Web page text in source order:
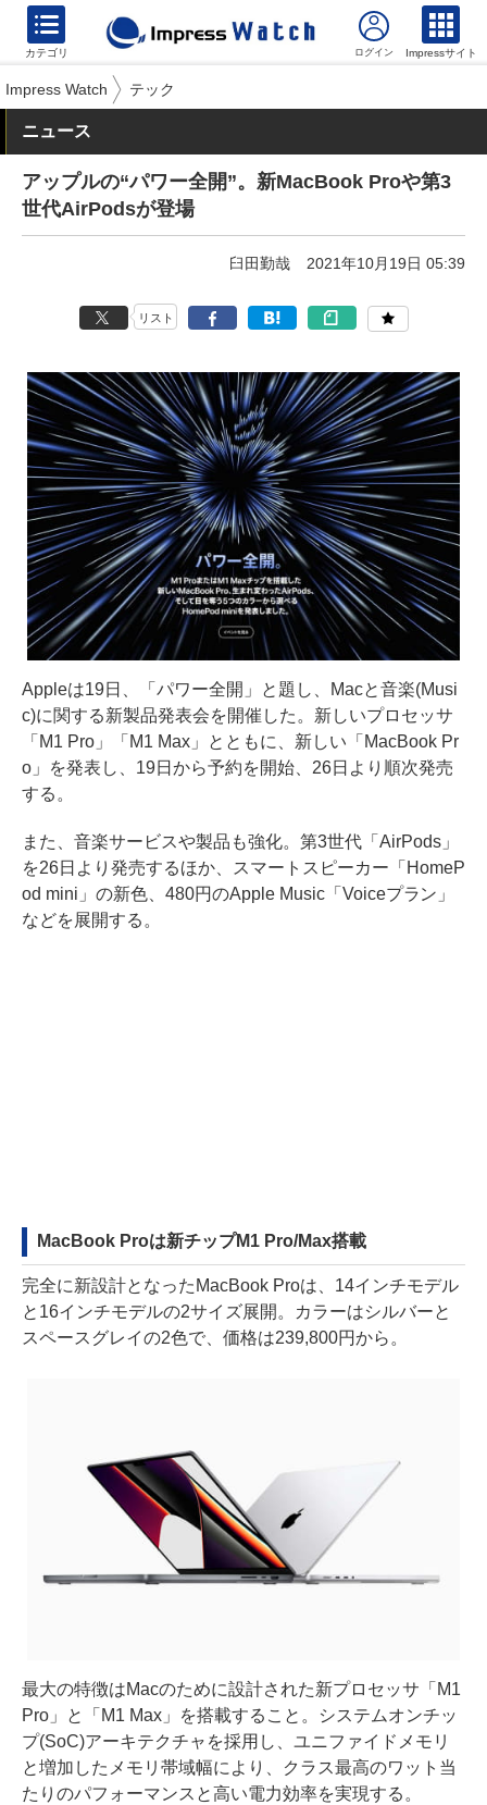
カテゴリ Impressサイト
Impress Watch テック
ニュース
アップルの“パワー全開”。新MacBook Proや第3
世代AirPodsが登場
臼田勤哉 2021年10月19日 05:39
リスト
Appleは19日、「パワー全開」と題し、Macと音楽(Musi
c)に関する新製品発表会を開催した。新しいプロセッサ
「M1 Pro」「M1 Max」とともに、新しい「MacBook Pr
o」を発表し、19日から予約を開始、26日より順次発売
する。
また、音楽サービスや製品も強化。第3世代「AirPods」
を26日より発売するほか、スマートスピーカー「HomeP
od mini」の新色、480円のApple Music「Voiceプラン」
などを展開する。
MacBook Proは新チップM1 Pro/Max搭載
完全に新設計となったMacBook Proは、14インチモデル
と16インチモデルの2サイズ展開。カラーはシルバーと
スペースグレイの2色で、価格は239,800円から。
最大の特徴はMacのために設計された新プロセッサ「M1
Pro」と「M1 Max」を搭載すること。システムオンチッ
プ(SoC)アーキテクチャを採用し、ユニファイドメモリ
と増加したメモリ帯域幅により、クラス最高のワット当
たりのパフォーマンスと高い電力効率を実現する。